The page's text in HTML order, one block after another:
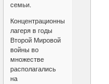
семьи.
Концентрационные
лагеря в годы
Второй Мировой
войны во
множестве
располагались
на